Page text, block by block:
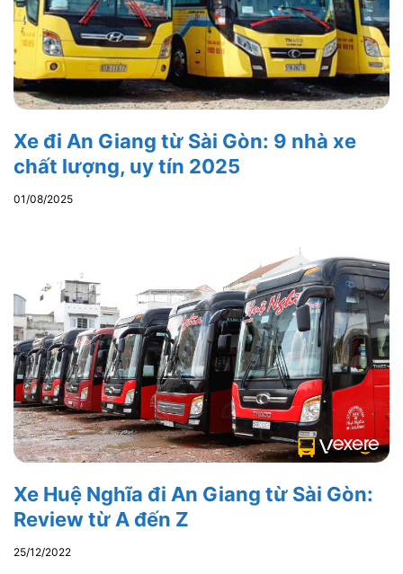
Xe đi An Giang từ Sài Gòn: 9 nhà xe
chất lượng, uy tín 2025
01/08/2025
Xe Huệ Nghĩa đi An Giang từ Sài Gòn:
Review từ A đến Z
25/12/2022